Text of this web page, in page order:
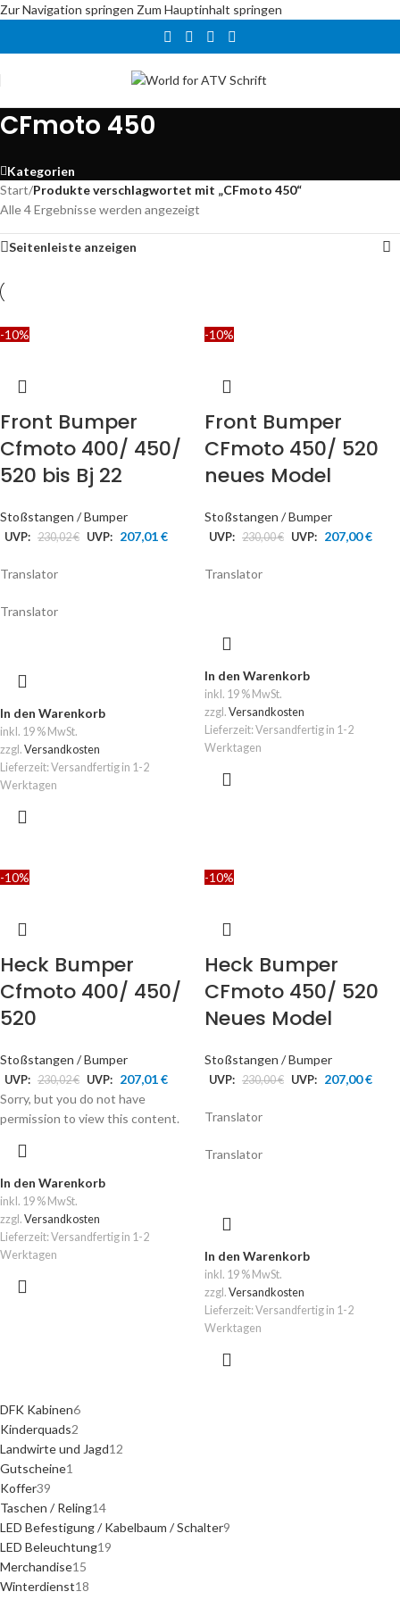
Zur Navigation springen Zum Hauptinhalt springen
CFmoto 450
Kategorien
DFK Kabinen6
Kinderquads2
Landwirte und Jagd12
Gutscheine1
Koffer39
Taschen / Reling14
LED Befestigung / Kabelbaum / Schalter9
LED Beleuchtung19
Merchandise15
Winterdienst18
Start/Produkte verschlagwortet mit „CFmoto 450“
Alle 4 Ergebnisse werden angezeigt
Seitenleiste anzeigen
-10%
Front Bumper
Cfmoto 400/ 450/
520 bis Bj 22
Stoßstangen / Bumper
UVP: 230,02€ UVP: 207,01€
Translator
Translator
In den Warenkorb
inkl. 19 % MwSt.
zzgl. Versandkosten
Lieferzeit: Versandfertig in 1-2
Werktagen
-10%
Front Bumper
CFmoto 450/ 520
neues Model
Stoßstangen / Bumper
UVP: 230,00€ UVP: 207,00€
Translator
In den Warenkorb
inkl. 19 % MwSt.
zzgl. Versandkosten
Lieferzeit: Versandfertig in 1-2
Werktagen
-10%
Heck Bumper
Cfmoto 400/ 450/
520
Stoßstangen / Bumper
UVP: 230,02€ UVP: 207,01€
Sorry, but you do not have
permission to view this content.
In den Warenkorb
inkl. 19 % MwSt.
zzgl. Versandkosten
Lieferzeit: Versandfertig in 1-2
Werktagen
-10%
Heck Bumper
CFmoto 450/ 520
Neues Model
Stoßstangen / Bumper
UVP: 230,00€ UVP: 207,00€
Translator
Translator
In den Warenkorb
inkl. 19 % MwSt.
zzgl. Versandkosten
Lieferzeit: Versandfertig in 1-2
Werktagen